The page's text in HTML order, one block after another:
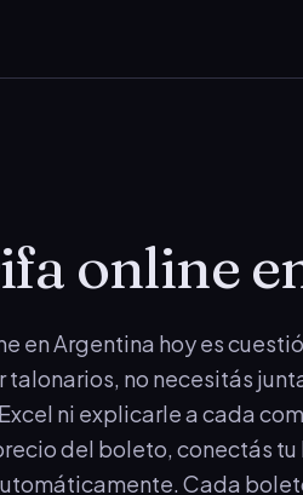
online
en Argentina hoy es
no necesitás
ni explicarle a cada
del boleto, conectás
Cada